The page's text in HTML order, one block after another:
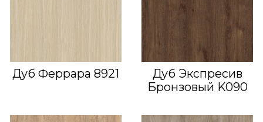
Дуб Феррара 8921
Дуб Экспресив
Бронзовый K090